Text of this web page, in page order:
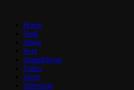
Home
Vesti
Srbija
Svet
Aranđelovac
Video
Sport
Televizija